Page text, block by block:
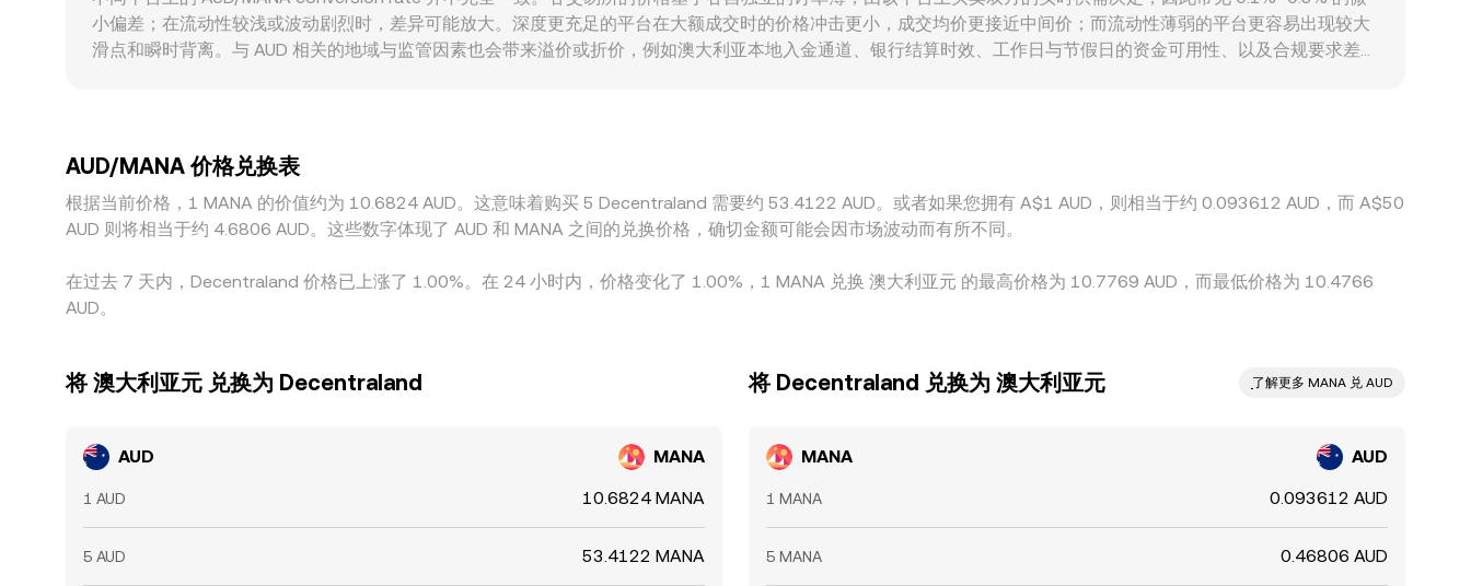
小偏差；在流动性较浅或波动剧烈时，差异可能放大。深度更充足的平台在大额成交时的价格冲击更小，成交均价更接近中间价；而流动性薄弱的平台更容易出现较大
滑点和瞬时背离。与 AUD 相关的地域与监管因素也会带来溢价或折价，例如澳大利亚本地入金通道、银行结算时效、工作日与节假日的资金可用性、以及合规要求差
AUD/MANA 价格兑换表
根据当前价格，1 MANA 的价值约为 10.6824 AUD。这意味着购买 5 Decentraland 需要约 53.4122 AUD。或者如果您拥有 A$1 AUD，则相当于约 0.093612 AUD，而 A$50
AUD 则将相当于约 4.6806 AUD。这些数字体现了 AUD 和 MANA 之间的兑换价格，确切金额可能会因市场波动而有所不同。
在过去 7 天内，Decentraland 价格已上涨了 1.00%。在 24 小时内，价格变化了 1.00%，1 MANA 兑换 澳大利亚元 的最高价格为 10.7769 AUD，而最低价格为 10.4766
AUD。
将 澳大利亚元 兑换为 Decentraland
AUD MANA
1 AUD 10.6824 MANA
5 AUD 53.4122 MANA
将 Decentraland 兑换为 澳大利亚元 ִִִִִִִִִִִִִִִִִִִִִִִִִִִִִִִִִִִִִִִִִִִִִִִ了解更多 MANA 兑 AUD
MANA AUD
1 MANA 0.093612 AUD
5 MANA 0.46806 AUD